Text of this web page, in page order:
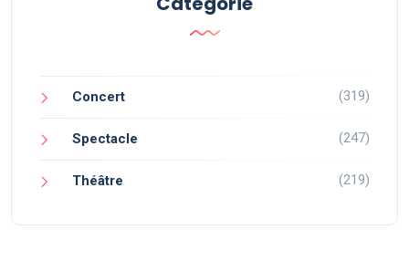
Concert (319)
Spectacle (247)
Théâtre (219)